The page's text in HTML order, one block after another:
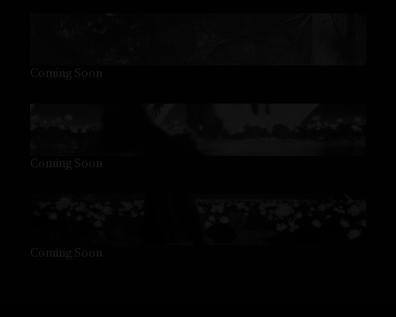
Coming Soon
Coming Soon
Coming Soon